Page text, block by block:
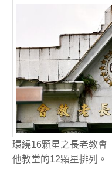
環繞16顆星之長老教會
他教堂的12顆星排列。